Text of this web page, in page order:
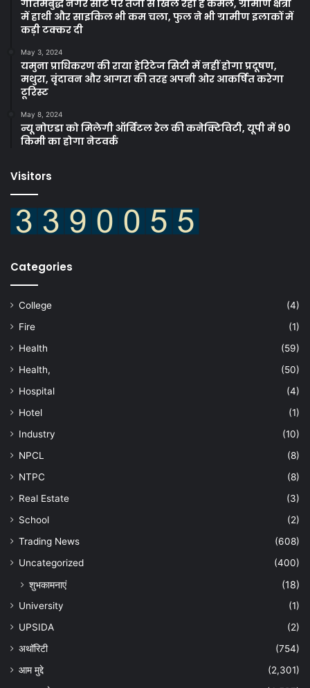
गौतमबुद्ध नगर सीट पर तेजी से खिल रहा है कमल, ग्रामीण क्षेत्रों
में हाथी और साइकिल भी कम चला, फुल ने भी ग्रामीण इलाकों में
कड़ी टक्कर दी
May 3, 2024
यमुना प्राधिकरण की राया हेरिटेज सिटी में नहीं होगा प्रदूषण,
मथुरा, वृंदावन और आगरा की तरह अपनी ओर आकर्षित करेगा
टूरिस्ट
May 8, 2024
न्यू नोएडा को मिलेगी ऑर्बिटल रेल की कनेक्टिविटी, यूपी में 90
किमी का होगा नेटवर्क
Visitors
Categories
College
(4)
Fire
(1)
Health
(59)
Health,
(50)
Hospital
(4)
Hotel
(1)
Industry
(10)
NPCL
(8)
NTPC
(8)
Real Estate
(3)
School
(2)
Trading News
(608)
Uncategorized
(400)
शुभकामनाएं (18)
University
(1)
UPSIDA
(2)
अथॉरिटी
(754)
आम मुद्दे
(2,301)